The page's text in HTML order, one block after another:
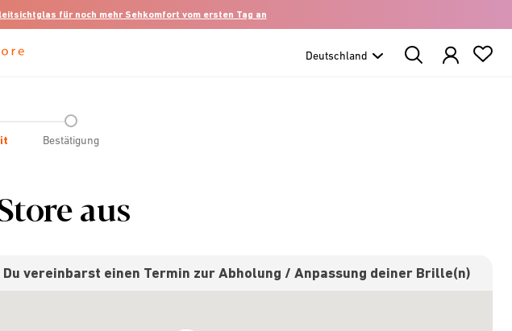
für noch mehr Sehkomfort vom ersten Tag an
Search
Products
Bestätigung
aus
Du vereinbarst einen Termin zur Abholung / Anpassung deiner Brille(n)